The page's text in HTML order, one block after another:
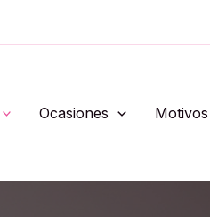
Ocasiones Motivos